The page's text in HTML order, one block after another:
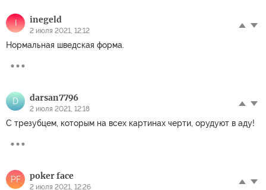
I inegeld
2 июля 2021, 12:12
Нормальная шведская форма.
D darsan7796
2 июля 2021, 12:18
С трезубцем, которым на всех картинах черти, орудуют в аду!
PF poker face
2 июля 2021, 12:26